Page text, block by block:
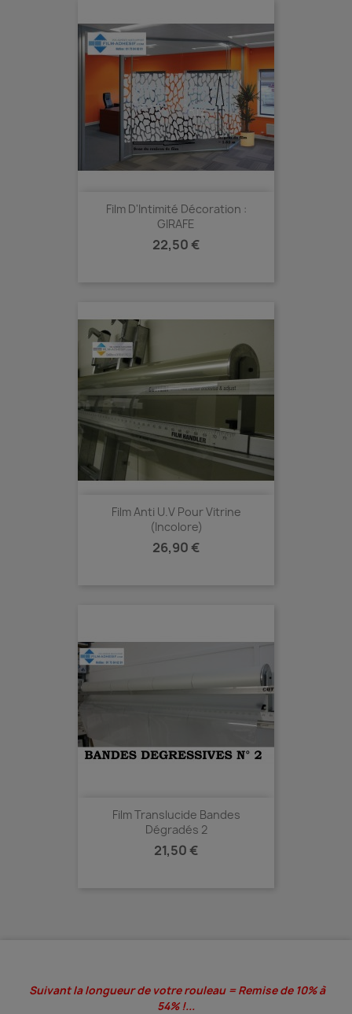
Film D'Intimité Décoration :
GIRAFE
Prix
22,50 €
Film Anti U.V Pour Vitrine
(Incolore)
Prix
26,90 €
Film Translucide Bandes
Dégradés 2
Prix
21,50 €
Suivant la longueur de votre rouleau = Remise de 10% à
54% !...